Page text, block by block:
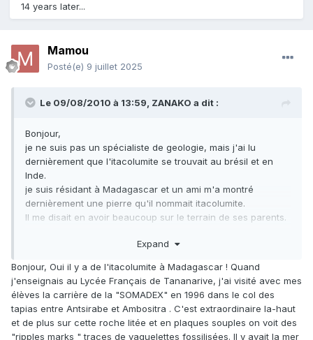
14 years later...
Mamou
Posté(e) 9 juillet 2025
Le 09/08/2010 à 13:59, ZANAKO a dit :
Bonjour,
je ne suis pas un spécialiste de geologie, mais j'ai lu
dernièrement que l'itacolumite se trouvait au brésil et en
Inde.
je suis résidant à Madagascar et un ami m'a montré
dernièrement une pierre qu'il nommait itacolumite.
Il me disait en avoir beaucoup sur le terrain de ses parents.
ZANAKO.
Expand
Bonjour, Oui il y a de l'itacolumite à Madagascar ! Quand
j'enseignais au Lycée Français de Tananarive, j'ai visité avec mes
élèves la carrière de la "SOMADEX" en 1996 dans le col des
tapias entre Antsirabe et Ambositra . C'est extraordinaire la-haut
et de plus sur cette roche litée et en plaques souples on voit des
"ripples marks " traces de vaguelettes fossilisées. Il y avait la mer